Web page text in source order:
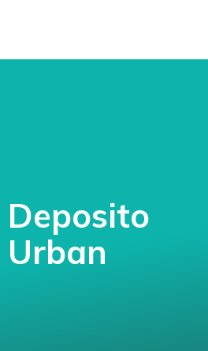
Deposito
Urban